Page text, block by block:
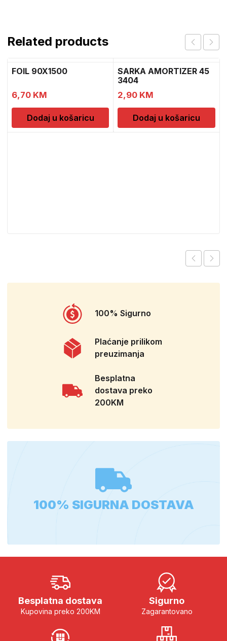
Related products
FOIL 90X1500
6,70 KM
Dodaj u košaricu
SARKA AMORTIZER 45
3404
2,90 KM
Dodaj u košaricu
100% Sigurno
Plaćanje prilikom
preuzimanja
Besplatna
dostava preko
200KM
100% SIGURNA DOSTAVA
Besplatna dostava
Kupovina preko 200KM
Sigurno
Zagarantovano